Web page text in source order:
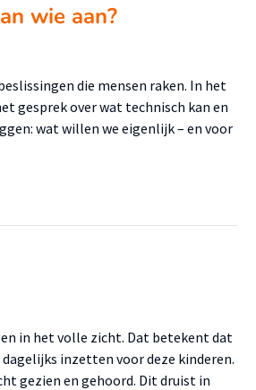
wie aan?
die mensen raken. In het
gesprek over wat technisch kan en
wat willen we eigenlijk – en voor
in het volle zicht. Dat betekent dat
inzetten voor deze kinderen.
gezien en gehoord. Dit druist in